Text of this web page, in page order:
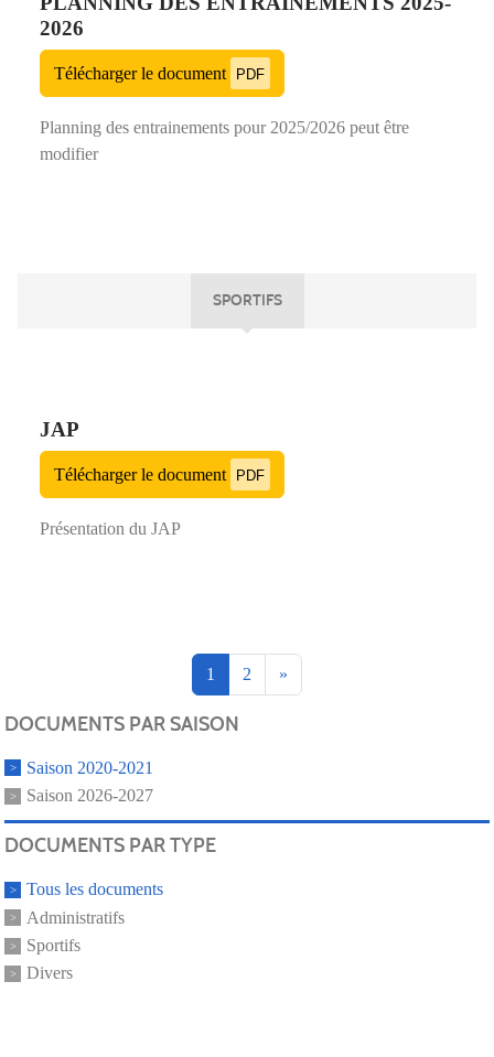
2026
Télécharger le document PDF
Planning des entrainements pour 2025/2026 peut être
modifier
SPORTIFS
JAP
Télécharger le document PDF
Présentation du JAP
1 2 »
DOCUMENTS PAR SAISON
Saison 2020-2021
Saison 2026-2027
DOCUMENTS PAR TYPE
Tous les documents
Administratifs
Sportifs
Divers